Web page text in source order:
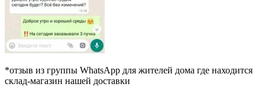
*отзыв из группы WhatsApp для жителей дома где находится
склад-магазин нашей доставки